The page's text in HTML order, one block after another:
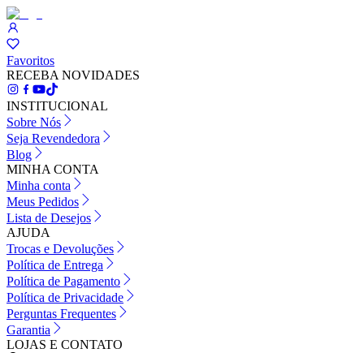
Favoritos
RECEBA NOVIDADES
INSTITUCIONAL
Sobre Nós
Seja Revendedora
Blog
MINHA CONTA
Minha conta
Meus Pedidos
Lista de Desejos
AJUDA
Trocas e Devoluções
Política de Entrega
Política de Pagamento
Política de Privacidade
Perguntas Frequentes
Garantia
LOJAS E CONTATO